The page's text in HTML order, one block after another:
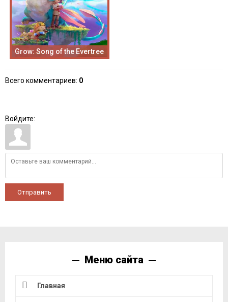
Grow: Song of the Evertree
Всего комментариев: 0
Войдите:
Отправить
Меню сайта
Главная